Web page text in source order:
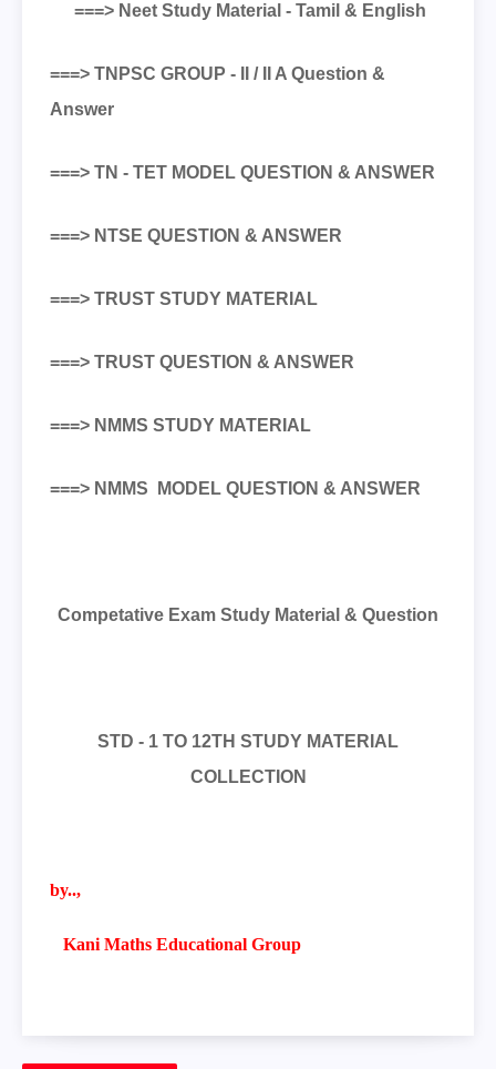
===> Neet Study Material - Tamil & English
===> TNPSC GROUP - II / II A Question &
Answer
===> TN - TET MODEL QUESTION & ANSWER
===> NTSE QUESTION & ANSWER
===> TRUST STUDY MATERIAL
===> TRUST QUESTION & ANSWER
===> NMMS STUDY MATERIAL
===> NMMS MODEL QUESTION & ANSWER
Competative Exam Study Material & Question
STD - 1 TO 12TH STUDY MATERIAL
COLLECTION
by..,
Kani Maths Educational Group